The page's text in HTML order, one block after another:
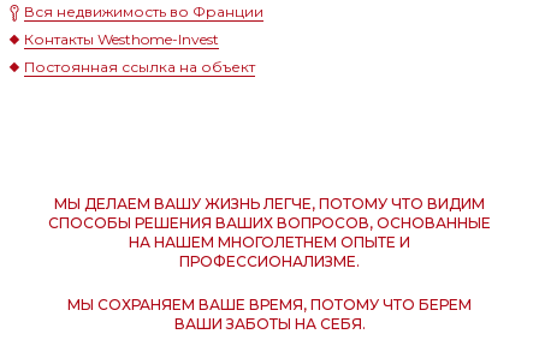
Вся недвижимость во Франции
Контакты Westhome-Invest
Постоянная ссылка на объект
МЫ ДЕЛАЕМ ВАШУ ЖИЗНЬ ЛЕГЧЕ, ПОТОМУ ЧТО ВИДИМ
СПОСОБЫ РЕШЕНИЯ ВАШИХ ВОПРОСОВ, ОСНОВАННЫЕ
НА НАШЕМ МНОГОЛЕТНЕМ ОПЫТЕ И
ПРОФЕССИОНАЛИЗМЕ.
МЫ СОХРАНЯЕМ ВАШЕ ВРЕМЯ, ПОТОМУ ЧТО БЕРЕМ
ВАШИ ЗАБОТЫ НА СЕБЯ.